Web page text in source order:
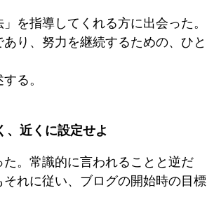
を指導してくれる方に出会った。
り、努力を継続するための、ひと
る。
、近くに設定せよ
た。常識的に言われることと逆だ
れに従い、ブログの開始時の目標